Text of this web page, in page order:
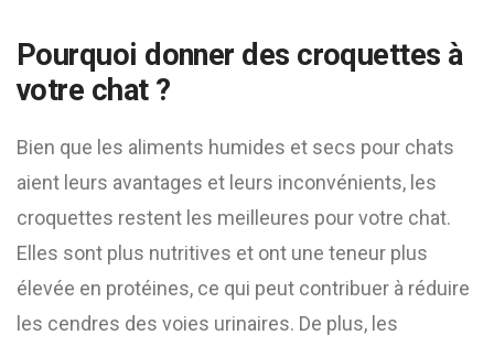
Pourquoi donner des croquettes à
votre chat ?
Bien que les aliments humides et secs pour chats
aient leurs avantages et leurs inconvénients, les
croquettes restent les meilleures pour votre chat.
Elles sont plus nutritives et ont une teneur plus
élevée en protéines, ce qui peut contribuer à réduire
les cendres des voies urinaires. De plus, les